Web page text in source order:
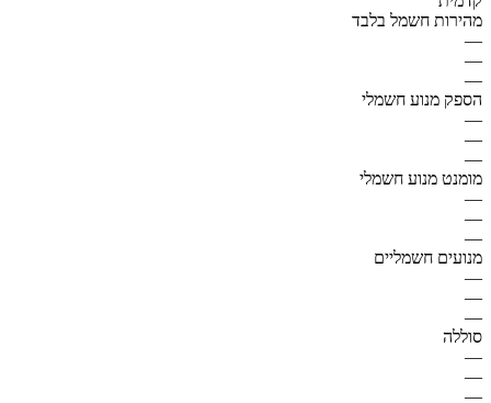
מהירות חשמל בלבד
—
—
—
הספק מנוע חשמלי
—
—
—
מומנט מנוע חשמלי
—
—
—
מנועים חשמליים
—
—
—
סוללה
—
—
—